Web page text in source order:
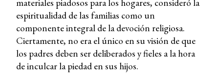
materiales piadosos para los hogares, consideró la
espiritualidad de las familias como un
componente integral de la devoción religiosa.
Ciertamente, no era el único en su visión de que
los padres deben ser deliberados y fieles a la hora
de inculcar la piedad en sus hijos.